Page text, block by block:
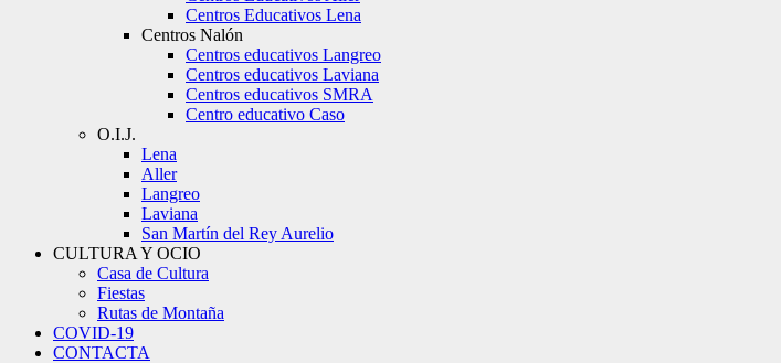
Centros Educativos Lena
Centros Nalón
Centros educativos Langreo
Centros educativos Laviana
Centros educativos SMRA
Centro educativo Caso
O.I.J.
Lena
Aller
Langreo
Laviana
San Martín del Rey Aurelio
CULTURA Y OCIO
Casa de Cultura
Fiestas
Rutas de Montaña
COVID-19
CONTACTA